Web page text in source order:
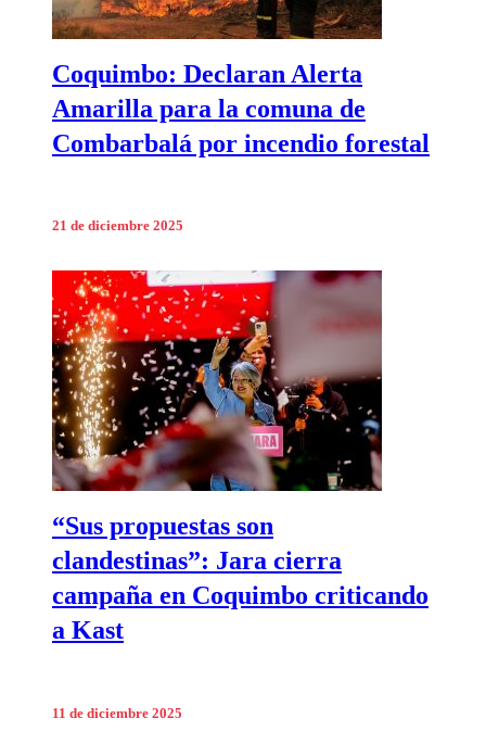
Coquimbo: Declaran Alerta
Amarilla para la comuna de
Combarbalá por incendio forestal
21 de diciembre 2025
“Sus propuestas son
clandestinas”: Jara cierra
campaña en Coquimbo criticando
a Kast
11 de diciembre 2025